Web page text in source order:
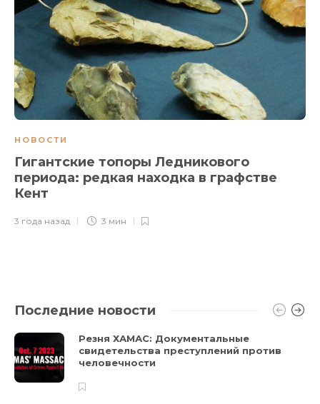
НОВОСТИ
Гигантские топоры Ледникового
периода: редкая находка в графстве
Кент
3 года назад 3 мин
Последние новости
Резня ХАМАС: Документальные
свидетельства преступлений против
человечности